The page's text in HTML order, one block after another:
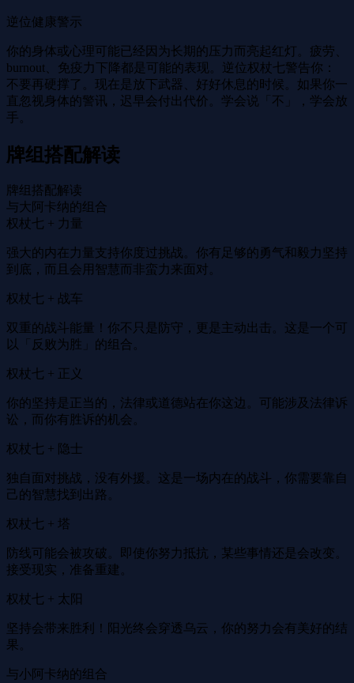
逆位健康警示
你的身体或心理可能已经因为长期的压力而亮起红灯。疲劳、
burnout、免疫力下降都是可能的表现。逆位权杖七警告你：
不要再硬撑了。现在是放下武器、好好休息的时候。如果你一
直忽视身体的警讯，迟早会付出代价。学会说「不」，学会放
手。
牌组搭配解读
牌组搭配解读
与大阿卡纳的组合
权杖七 + 力量
强大的内在力量支持你度过挑战。你有足够的勇气和毅力坚持
到底，而且会用智慧而非蛮力来面对。
权杖七 + 战车
双重的战斗能量！你不只是防守，更是主动出击。这是一个可
以「反败为胜」的组合。
权杖七 + 正义
你的坚持是正当的，法律或道德站在你这边。可能涉及法律诉
讼，而你有胜诉的机会。
权杖七 + 隐士
独自面对挑战，没有外援。这是一场内在的战斗，你需要靠自
己的智慧找到出路。
权杖七 + 塔
防线可能会被攻破。即使你努力抵抗，某些事情还是会改变。
接受现实，准备重建。
权杖七 + 太阳
坚持会带来胜利！阳光终会穿透乌云，你的努力会有美好的结
果。
与小阿卡纳的组合